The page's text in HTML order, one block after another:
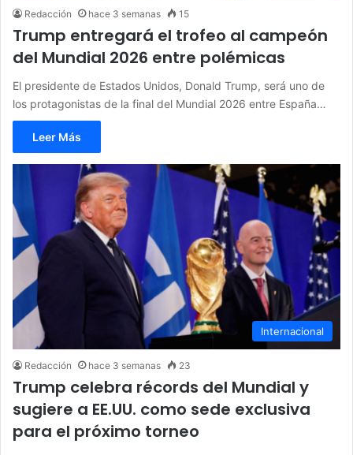
Redacción hace 3 semanas 15
Trump entregará el trofeo al campeón
del Mundial 2026 entre polémicas
El presidente de Estados Unidos, Donald Trump, será uno de
los protagonistas de la final del Mundial 2026 entre España…
Leer Más
Internacional
Redacción hace 3 semanas 23
Trump celebra récords del Mundial y
sugiere a EE.UU. como sede exclusiva
para el próximo torneo